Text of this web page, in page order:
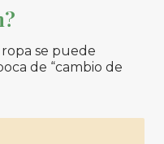
se puede
de “cambio de